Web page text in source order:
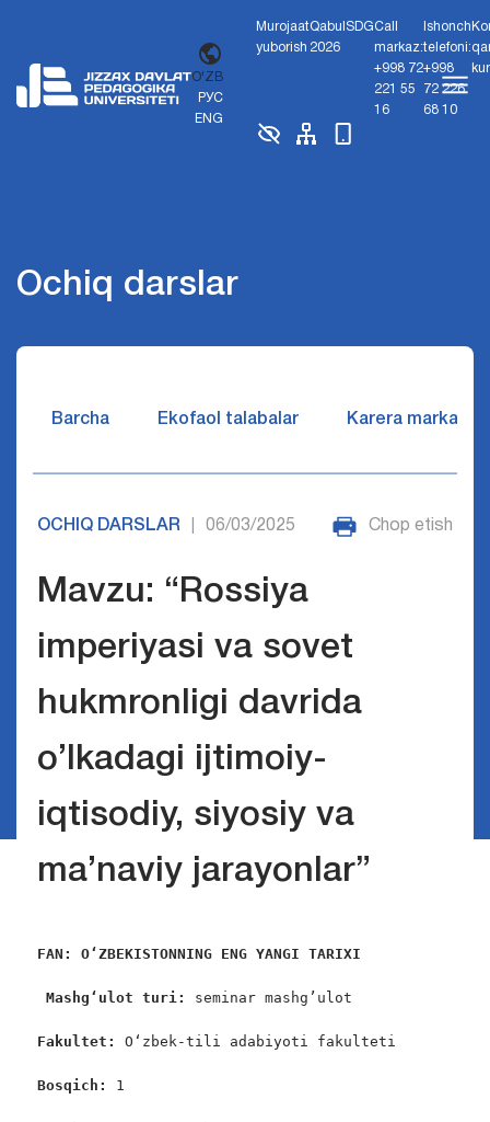
O'ZB
РУС
ENG
Murojaat
yuborish
Qabul
2026
SDGCall
markaz:
+998 72
221 55
16
Ishonch
telefoni:
+998
72 226
68 10
Ochiq darslar
Barcha Ekofaol talabalar Karera markazi
OCHIQ DARSLAR 06/03/2025 Chop etish
Mavzu: “Rossiya
imperiyasi va sovet
hukmronligi davrida
o’lkadagi ijtimoiy-
iqtisodiy, siyosiy va
ma’naviy jarayonlar”
FAN: O‘ZBEKISTONNING ENG YANGI TARIXI
Mashg‘ulot turi: seminar mashg’ulot
Fakultet: O‘zbek-tili adabiyoti fakulteti
Bosqich: 1